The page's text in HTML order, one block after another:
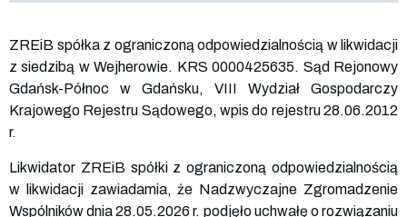
ZREiB spółka z ograniczoną odpowiedzialnością w likwidacji
z siedzibą w Wejherowie. KRS0000425635. Sąd Rejonowy
Gdańsk-Północ w Gdańsku, VIII Wydział Gospodarczy
Krajowego Rejestru Sądowego, wpis do rejestru 28.06.2012
r.
Likwidator ZREiB spółki z ograniczoną odpowiedzialnością
w likwidacji zawiadamia, że Nadzwyczajne Zgromadzenie
Wspólników dnia 28.05.2026 r. podjęło uchwałę o rozwiązaniu